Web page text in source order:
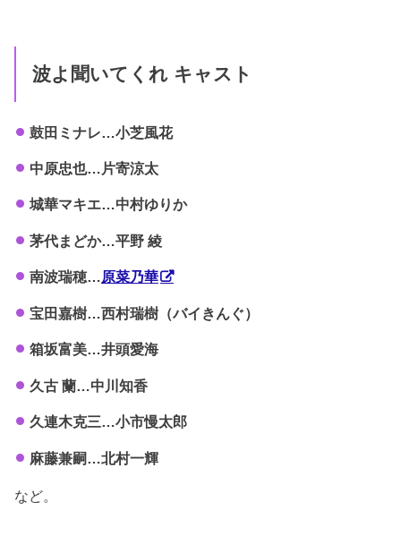
波よ聞いてくれ キャスト
鼓田ミナレ…小芝風花
中原忠也…片寄涼太
城華マキエ…中村ゆりか
茅代まどか…平野 綾
南波瑞穂…原菜乃華
宝田嘉樹…西村瑞樹（バイきんぐ）
箱坂富美…井頭愛海
久古 蘭…中川知香
久連木克三…小市慢太郎
麻藤兼嗣…北村一輝
など。